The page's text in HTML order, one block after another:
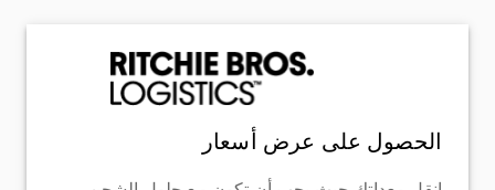
الحصول على عرض أسعار